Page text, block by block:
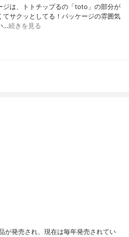
ジは、トトチップるの「toto」の部分が
てサクッとしてる！パッケージの雰囲気
…続きを見る
が発売され、現在は毎年発売されてい